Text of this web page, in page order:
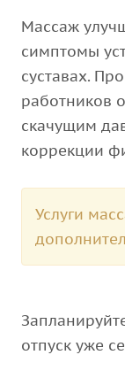
Массаж
симптомы
суставах.
работников
скачущим
коррекции
Услуги
отпуск уже